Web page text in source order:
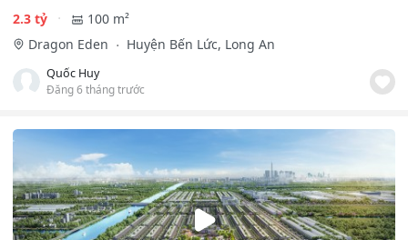
2.3 tỷ
100 m²
Dragon Eden
Huyện Bến Lức, Long An
Quốc Huy
Đăng 6 tháng trước